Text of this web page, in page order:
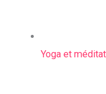
Yoga et